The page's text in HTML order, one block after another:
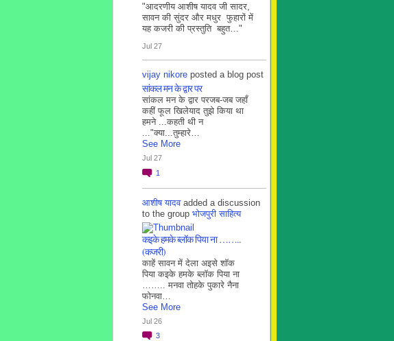
"आदरणीय आशीष यादव जी सादर,
सावन की सुंदर और मधुर फुहारों में
यह कजरी की प्रस्तुति बहुत…"
Jul 27
vijay nikore posted a blog post
सांकल मन के द्वार पर
सांकल मन के द्वार परजब-जब जहाँ
कहीं फूल खिलेयाद तुझे किया था
हमने ...कहती थी न
..."क्या...तुम्हारे…
See More
Jul 27
1
आशीष यादवadded a discussion
to the group भोजपुरी साहित्य
कइके हमके ब्लाॅक पिया ना ……..
(कजरी)
काहें सावन में देला अइसे शॉक
पिया कइके हमके ब्लाॅक पिया ना
…….. मनवा तोहके पुकारे नैना
फोनवा…
See More
Jul 26
3